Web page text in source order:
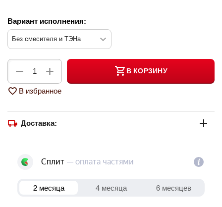
Вариант исполнения:
+
− В КОРЗИНУ
В избранное
Доставка: